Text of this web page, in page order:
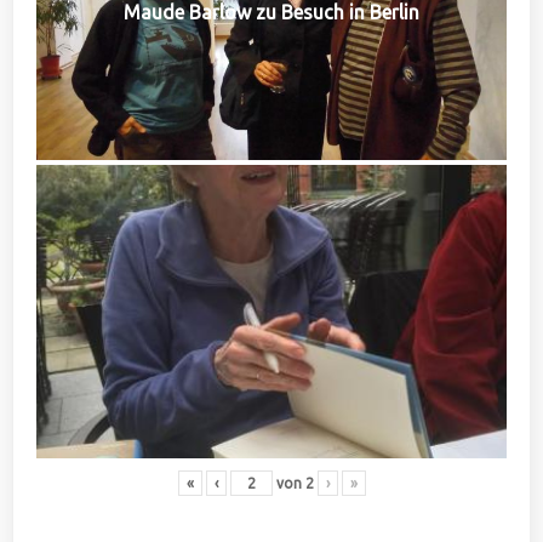
Maude Barlow zu Besuch in Berlin
« ‹ von 2 › »